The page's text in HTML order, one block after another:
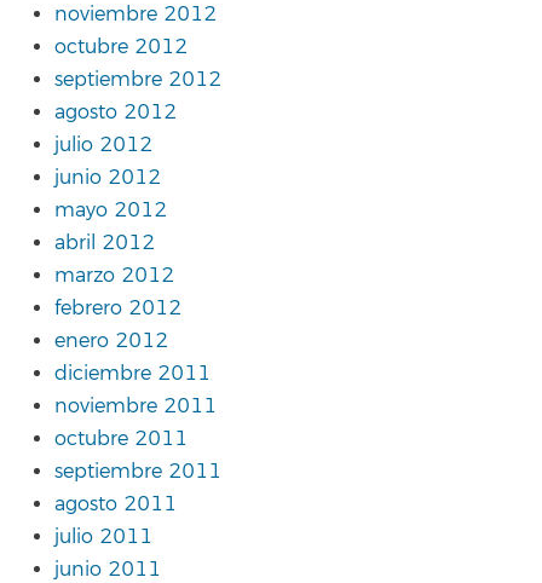
noviembre 2012
octubre 2012
septiembre 2012
agosto 2012
julio 2012
junio 2012
mayo 2012
abril 2012
marzo 2012
febrero 2012
enero 2012
diciembre 2011
noviembre 2011
octubre 2011
septiembre 2011
agosto 2011
julio 2011
junio 2011